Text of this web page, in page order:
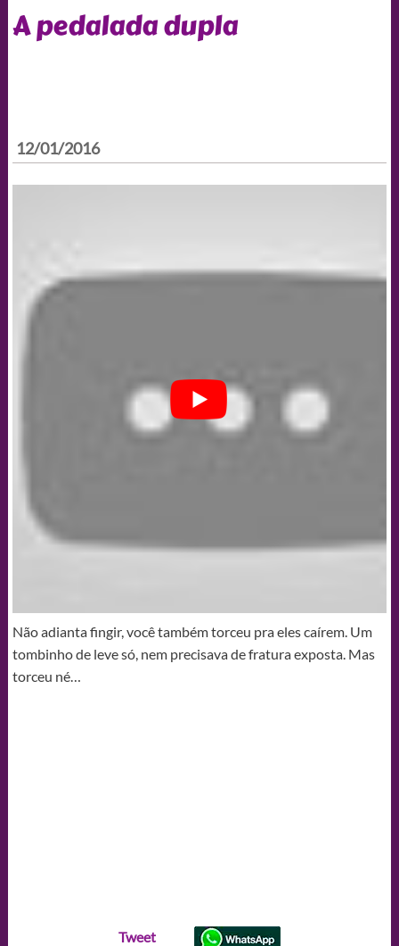
A pedalada dupla
12/01/2016
Não adianta fingir, você também torceu pra eles caírem. Um
tombinho de leve só, nem precisava de fratura exposta. Mas
torceu né…
Tweet